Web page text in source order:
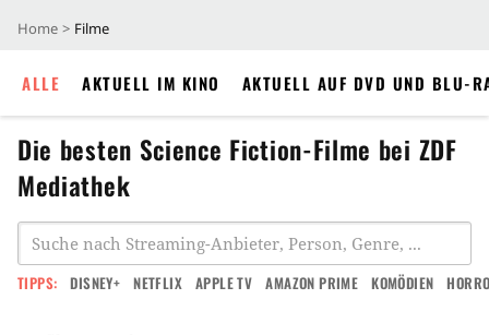
Home Filme
ALLE AKTUELL IM KINO AKTUELL AUF DVD UND BLU-
Die besten Science Fiction-Filme bei ZDF
Mediathek
TIPPS: DISNEY+ NETFLIX APPLE TV AMAZON PRIME KOMÖDIEN